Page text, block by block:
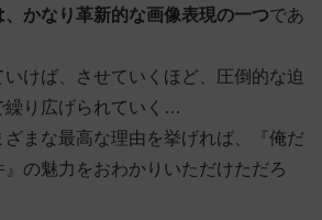
かなり革新的な画像表現の一つであ
けば、させていくほど、圧倒的な迫
繰り広げられていく…
ざまな最高な理由を挙げれば、『俺だ
の魅力をおわかりいただけただろ